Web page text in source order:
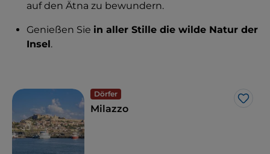
auf den Ätna zu bewundern.
Genießen Sie in aller Stille die wilde Natur der
Insel .
Dörfer
Like
Milazzo